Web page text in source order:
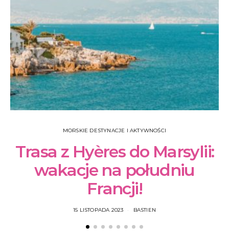
MORSKIE DESTYNACJE I AKTYWNOŚCI
Trasa z Hyères do Marsylii:
wakacje na południu
Francji!
15 LISTOPADA 2023 BASTIEN